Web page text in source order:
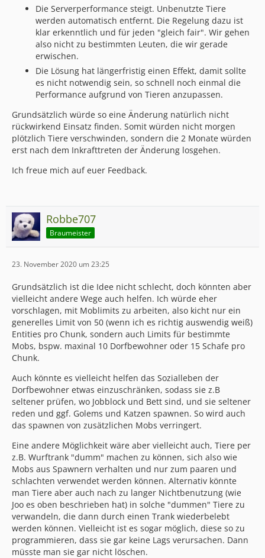
Die Serverperformance steigt. Unbenutzte Tiere
werden automatisch entfernt. Die Regelung dazu ist
klar erkenntlich und für jeden "gleich fair". Wir gehen
also nicht zu bestimmten Leuten, die wir gerade
erwischen.
Die Lösung hat längerfristig einen Effekt, damit sollte
es nicht notwendig sein, so schnell noch einmal die
Performance aufgrund von Tieren anzupassen.
Grundsätzlich würde so eine Änderung natürlich nicht
rückwirkend Einsatz finden. Somit würden nicht morgen
plötzlich Tiere verschwinden, sondern die 2 Monate würden
erst nach dem Inkrafttreten der Änderung losgehen.
Ich freue mich auf euer Feedback.
Robbe707
Braumeister
23. November 2020 um 23:25
Grundsätzlich ist die Idee nicht schlecht, doch könnten aber
vielleicht andere Wege auch helfen. Ich würde eher
vorschlagen, mit Moblimits zu arbeiten, also kicht nur ein
generelles Limit von 50 (wenn ich es richtig auswendig weiß)
Entities pro Chunk, sondern auch Limits für bestimmte
Mobs, bspw. maxinal 10 Dorfbewohner oder 15 Schafe pro
Chunk.
Auch könnte es vielleicht helfen das Sozialleben der
Dorfbewohner etwas einzuschränken, sodass sie z.B
seltener prüfen, wo Jobblock und Bett sind, und sie seltener
reden und ggf. Golems und Katzen spawnen. So wird auch
das spawnen von zusätzlichen Mobs verringert.
Eine andere Möglichkeit wäre aber vielleicht auch, Tiere per
z.B. Wurftrank "dumm" machen zu können, sich also wie
Mobs aus Spawnern verhalten und nur zum paaren und
schlachten verwendet werden können. Alternativ könnte
man Tiere aber auch nach zu langer Nichtbenutzung (wie
Joo es oben beschrieben hat) in solche "dummen" Tiere zu
verwandeln, die dann durch einen Trank wiederbelebt
werden können. Vielleicht ist es sogar möglich, diese so zu
programmieren, dass sie gar keine Lags verursachen. Dann
müsste man sie gar nicht löschen.